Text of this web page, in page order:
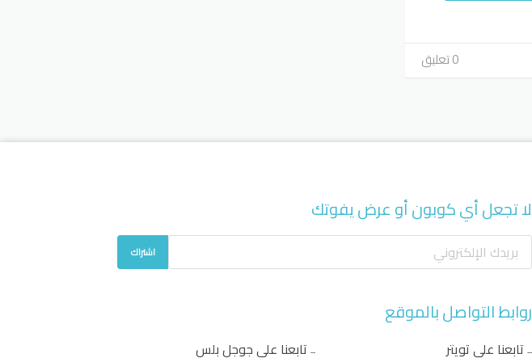
0 تعليق
لا تجعل أي كوبون أو عرض يفوتك
اشتراك
روابط التواصل بالموقع
تابعنا على تويتر تابعنا على جوجل بلس